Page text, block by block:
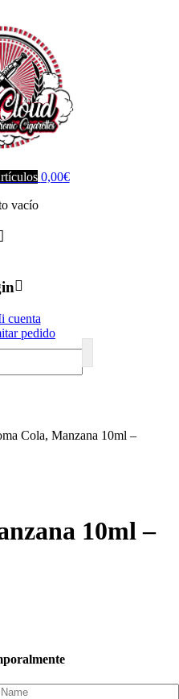
0,00€
vacío
cuenta
pedido
Cola, Manzana 10ml –
10ml –